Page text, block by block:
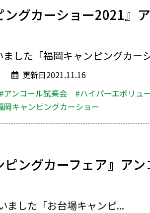
ングカーショー2021』
した「福岡キャンピングカー
更新日2021.11.16
#アンコール試乗会
#ハイパーエボリュ
岡キャンピングカーショー
ピングカーフェア』ア
ました「お台場キャンピ...